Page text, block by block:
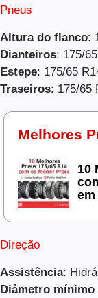
Pneus
Altura do flanco:
Dianteiros: 175/
Estepe: 175/65
Traseiros: 175/65
Melhores
10
em
Direção
Assistência:
Diâmetro